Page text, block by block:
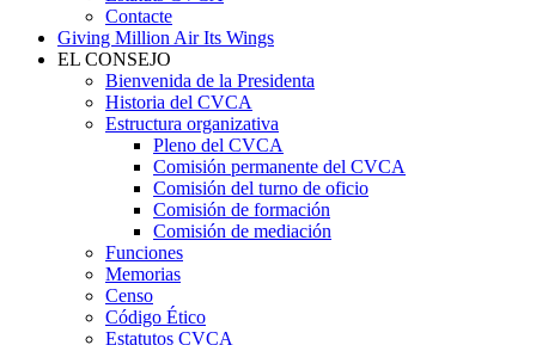
Contacte
Giving Million Air Its Wings
EL CONSEJO
Bienvenida de la Presidenta
Historia del CVCA
Estructura organizativa
Pleno del CVCA
Comisión permanente del CVCA
Comisión del turno de oficio
Comisión de formación
Comisión de mediación
Funciones
Memorias
Censo
Código Ético
Estatutos CVCA